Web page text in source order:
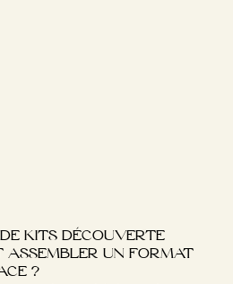
KITS DÉCOUVERTE
ASSEMBLER UN FORMAT
?